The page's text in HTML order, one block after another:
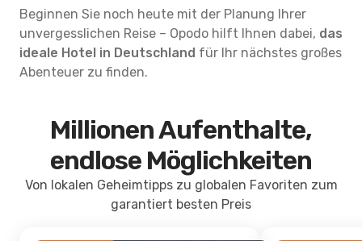
Beginnen Sie noch heute mit der Planung Ihrer
unvergesslichen Reise – Opodo hilft Ihnen dabei, das
ideale Hotel in Deutschland für Ihr nächstes großes
Abenteuer zu finden.
Millionen Aufenthalte,
endlose Möglichkeiten
Von lokalen Geheimtipps zu globalen Favoriten zum
garantiert besten Preis